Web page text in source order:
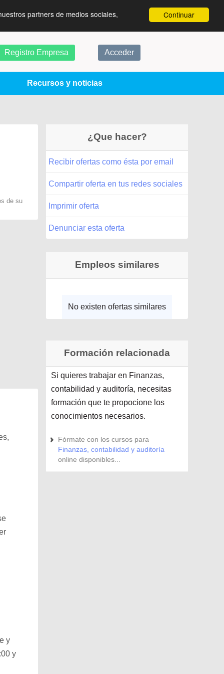
Continuar
partners de medios sociales,
Registro Empresa Acceder
Recursos y noticias
de su
y
y
¿Que hacer?
Recibir ofertas como ésta por email
Compartir oferta en tus redes sociales
Imprimir oferta
Denunciar esta oferta
Empleos similares
No existen ofertas similares
Formación relacionada
Si quieres trabajar en Finanzas,
contabilidad y auditoría, necesitas
formación que te propocione los
conocimientos necesarios.
Fórmate con los cursos para
Finanzas, contabilidad y auditoría
online disponibles...